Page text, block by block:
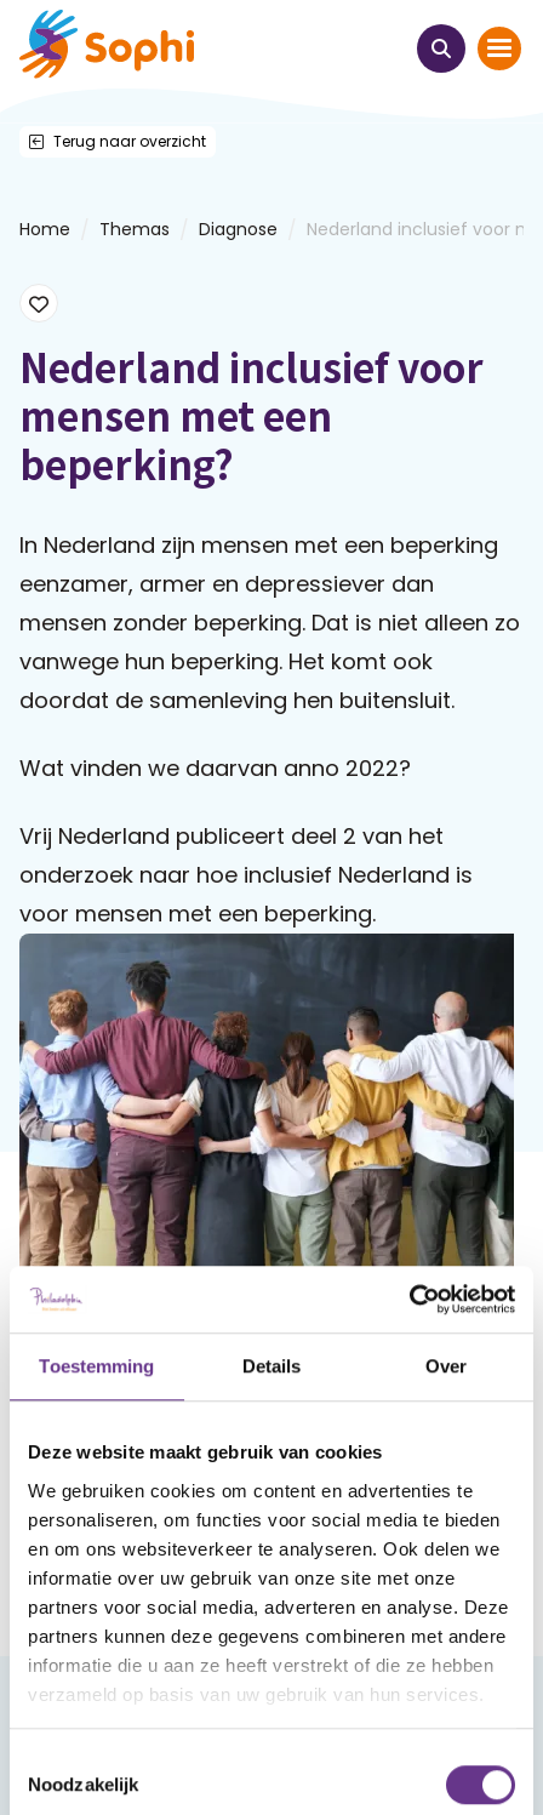
Toestemming Details Over
Deze website maakt gebruik van cookies
We gebruiken cookies om content en advertenties te
personaliseren, om functies voor social media te bieden
en om ons websiteverkeer te analyseren. Ook delen we
informatie over uw gebruik van onze site met onze
partners voor social media, adverteren en analyse. Deze
partners kunnen deze gegevens combineren met andere
informatie die u aan ze heeft verstrekt of die ze hebben
verzameld op basis van uw gebruik van hun services.
Noodzakelijk
Thema's
Webinars
E-learnings
Themabijeenkomsten
Praat mee
Clientdossier Wiki
Mijn
Over
Contact
Terug naar overzicht
Home Themas Diagnose Nederland inclusief voor m...
Nederland inclusief voor
mensen met een
beperking?
In Nederland zijn mensen met een beperking
eenzamer, armer en depressiever dan
mensen zonder beperking. Dat is niet alleen zo
vanwege hun beperking. Het komt ook
doordat de samenleving hen buitensluit.
Wat vinden we daarvan anno 2022?
Vrij Nederland publiceert deel 2 van het
onderzoek naar hoe inclusief Nederland is
voor mensen met een beperking.
Meld je aan voor onze nieuwsbrief